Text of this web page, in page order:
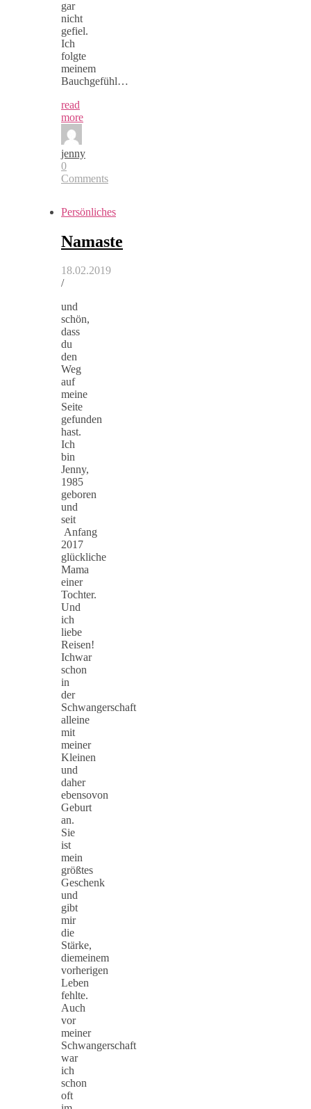
gar
nicht
gefiel.
Ich
folgte
meinem
Bauchgefühl…
read
more
jenny
0
Comments
Persönliches
Namaste
18.02.2019
/
und
schön,
dass
du
den
Weg
auf
meine
Seite
gefunden
hast.
Ich
bin
Jenny,
1985
geboren
und
seit
Anfang
2017
glückliche
Mama
einer
Tochter.
Und
ich
liebe
Reisen!
Ichwar
schon
in
der
Schwangerschaft
alleine
mit
meiner
Kleinen
und
daher
ebensovon
Geburt
an.
Sie
ist
mein
größtes
Geschenk
und
gibt
mir
die
Stärke,
diemeinem
vorherigen
Leben
fehlte.
Auch
vor
meiner
Schwangerschaft
war
ich
schon
oft